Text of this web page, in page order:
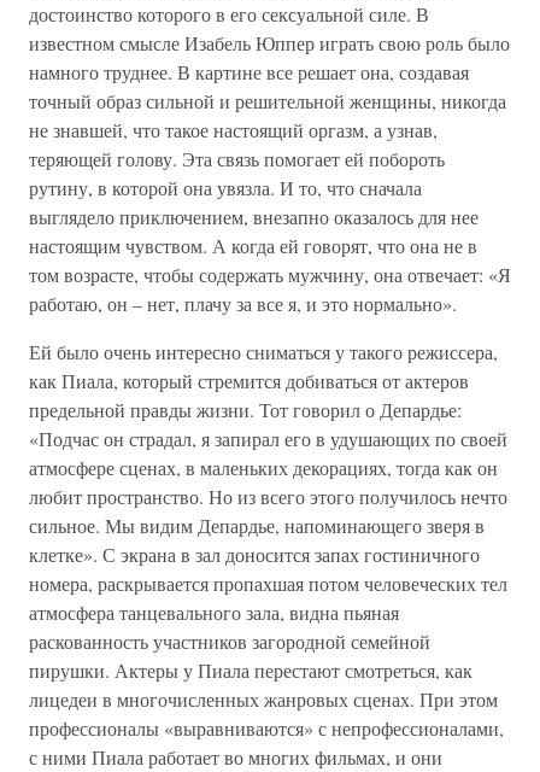
достоинство которого в его сексуальной силе. В
известном смысле Изабель Юппер играть свою роль было
намного труднее. В картине все решает она, создавая
точный образ сильной и решительной женщины, никогда
не знавшей, что такое настоящий оргазм, а узнав,
теряющей голову. Эта связь помогает ей побороть
рутину, в которой она увязла. И то, что сначала
выглядело приключением, внезапно оказалось для нее
настоящим чувством. А когда ей говорят, что она не в
том возрасте, чтобы содержать мужчину, она отвечает: «Я
работаю, он – нет, плачу за все я, и это нормально».
Ей было очень интересно сниматься у такого режиссера,
как Пиала, который стремится добиваться от актеров
предельной правды жизни. Тот говорил о Депардье:
«Подчас он страдал, я запирал его в удушающих по своей
атмосфере сценах, в маленьких декорациях, тогда как он
любит пространство. Но из всего этого получилось нечто
сильное. Мы видим Депардье, напоминающего зверя в
клетке». С экрана в зал доносится запах гостиничного
номера, раскрывается пропахшая потом человеческих тел
атмосфера танцевального зала, видна пьяная
раскованность участников загородной семейной
пирушки. Актеры у Пиала перестают смотреться, как
лицедеи в многочисленных жанровых сценах. При этом
профессионалы «выравниваются» с непрофессионалами,
с ними Пиала работает во многих фильмах, и они